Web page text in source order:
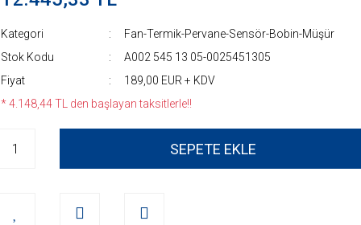
Kategori
Fan-Termik-Pervane-Sensör-Bobin-Müşür
Stok Kodu
A002 545 13 05-0025451305
Fiyat
189,00 EUR + KDV
* 4.148,44 TL den başlayan taksitlerle!!
SEPETE EKLE